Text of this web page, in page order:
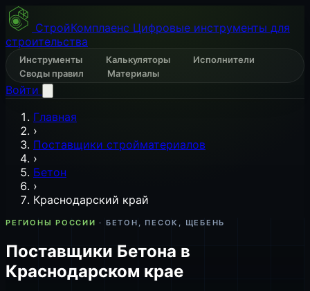
СтройКомплаенс Цифровые инструменты для
строительства
Инструменты Калькуляторы
Исполнители
Своды правил
Материалы
Войти
Главная
›
Поставщики стройматериалов
›
Бетон
›
Краснодарский край
РЕГИОНЫ РОССИИ · БЕТОН, ПЕСОК, ЩЕБЕНЬ
Поставщики Бетона в
Краснодарском крае